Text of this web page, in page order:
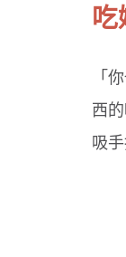
吃
「
西
吸